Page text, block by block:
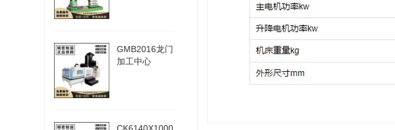
GMB2016龙门
加工中心